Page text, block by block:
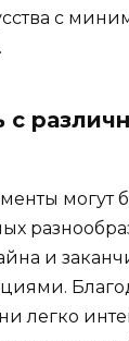
с
с
могут
и
легко